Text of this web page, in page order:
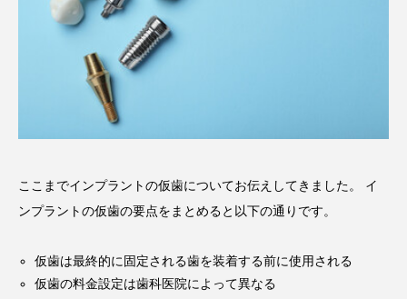
ここまでインプラントの仮歯についてお伝えしてきました。 イ
ンプラントの仮歯の要点をまとめると以下の通りです。
仮歯は最終的に固定される歯を装着する前に使用される
仮歯の料金設定は歯科医院によって異なる